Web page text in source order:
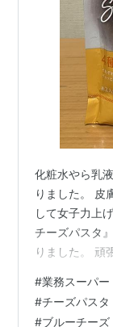
化粧水やら乳
りました。 皮
して女子力上
チーズパスタ
りました。 頑
にするのは難
リーズは最後
#業務スーパー
#チーズパスタ
#ブルーチーズ